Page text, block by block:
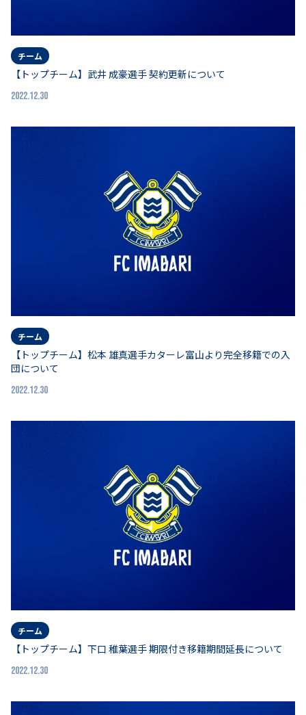
チーム
【トップチーム】武井 成豪選手 契約更新について
2022.12.30
チーム
【トップチーム】松本 雄真選手カターレ富山より完全移籍での入
団について
2022.12.30
チーム
【トップチーム】下口 稚葉選手 期限付き移籍期間延長について
2022.12.30